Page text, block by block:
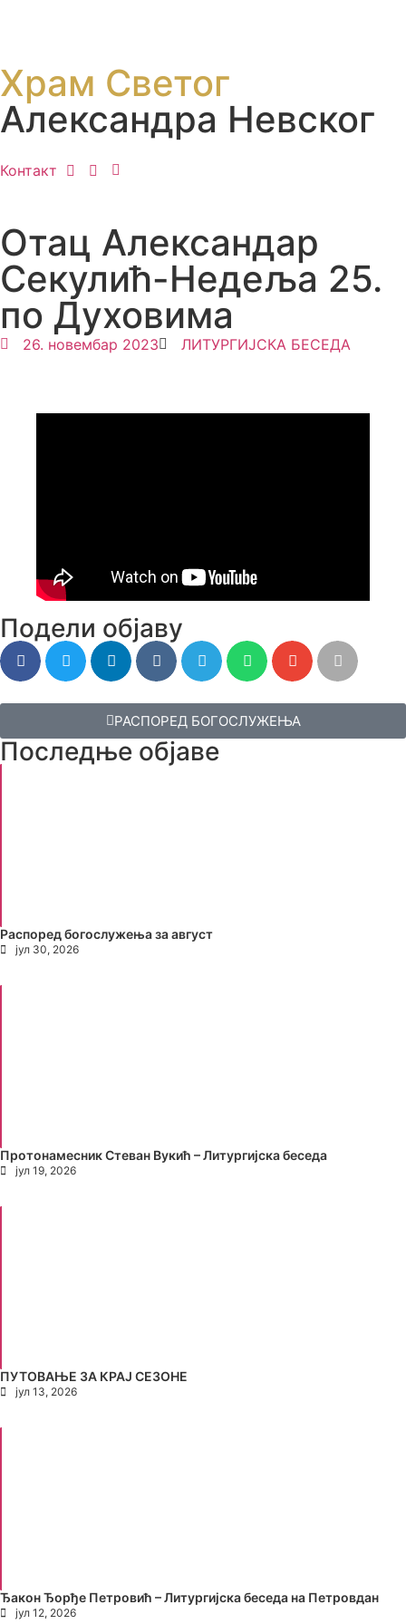
Храм Светог
Александра Невског
Контакт
Отац Александар
Секулић-Недеља 25.
по Духовима
26. новембар 2023 ЛИТУРГИЈСКА БЕСЕДА
Подели објаву
РАСПОРЕД БОГОСЛУЖЕЊА
Последње објаве
Распоред богослужења за август
јул 30, 2026
Протонамесник Стеван Вукић – Литургијска беседа
јул 19, 2026
ПУТОВАЊЕ ЗА КРАЈ СЕЗОНЕ
јул 13, 2026
Ђакон Ђорђе Петровић – Литургијска беседа на Петровдан
јул 12, 2026